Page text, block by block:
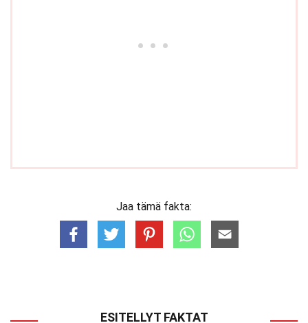
Jaa tämä fakta:
ESITELLYT FAKTAT